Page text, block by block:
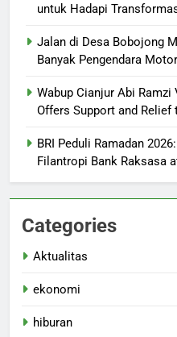
untuk Hadapi
Jalan di Desa Bobojong
Banyak Pengendara
Wabup Cianjur Abi
Offers Support and
BRI Peduli Ramadan
Filantropi Bank Raksasa
Categories
Aktualitas
ekonomi
hiburan